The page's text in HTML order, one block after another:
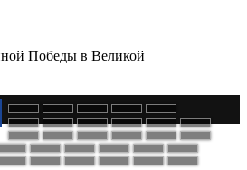
Победы в Великой